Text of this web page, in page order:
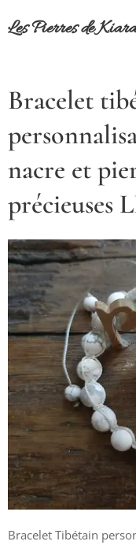
Les Pierres de Kiar
Bracelet
nacre et
précieuses
Bracelet Tibétain